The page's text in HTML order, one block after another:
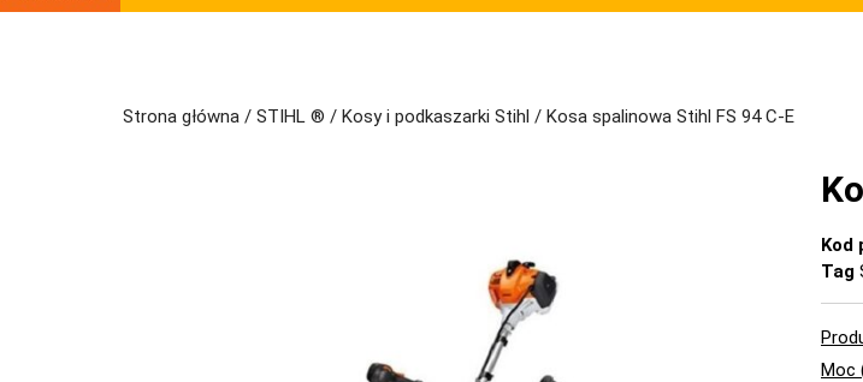
Strona główna / STIHL ® / Kosy i podkaszarki Stihl / Kosa spalinowa Stihl FS 94 C-E
Kod
Tag
Moc